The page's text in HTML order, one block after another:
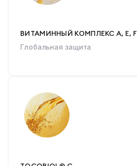
ВИТАМИННЫЙ КОМПЛЕКС А, Е, F
Глобальная защита